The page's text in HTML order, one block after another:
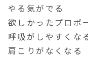
やる気がでる
欲しかったプロポ
呼吸がしやすくな
肩こりがなくなる